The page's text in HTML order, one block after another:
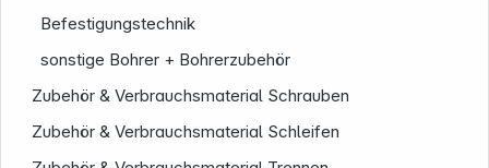
Befestigungstechnik
sonstige Bohrer + Bohrerzubehör
Zubehör & Verbrauchsmaterial Schrauben
Zubehör & Verbrauchsmaterial Schleifen